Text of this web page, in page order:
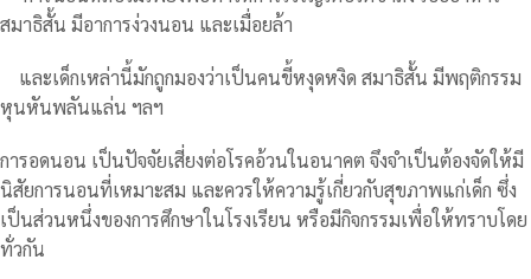
สมาธิสั้น มีอาการง่วงนอน และเมื่อยล้า
และเด็กเหล่านี้มักถูกมองว่าเป็นคนขี้หงุดหงิด สมาธิสั้น มีพฤติกรรม
หุนหันพลันแล่น ฯลฯ
การอดนอน เป็นปัจจัยเสี่ยงต่อโรคอ้วนในอนาคต จึงจำเป็นต้องจัดให้มี
นิสัยการนอนที่เหมาะสม และควรให้ความรู้เกี่ยวกับสุขภาพแก่เด็ก ซึ่ง
เป็นส่วนหนึ่งของการศึกษาในโรงเรียน หรือมีกิจกรรมเพื่อให้ทราบโดย
ทั่วกัน